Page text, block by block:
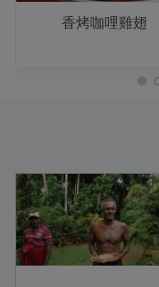
香烤咖哩雞翅